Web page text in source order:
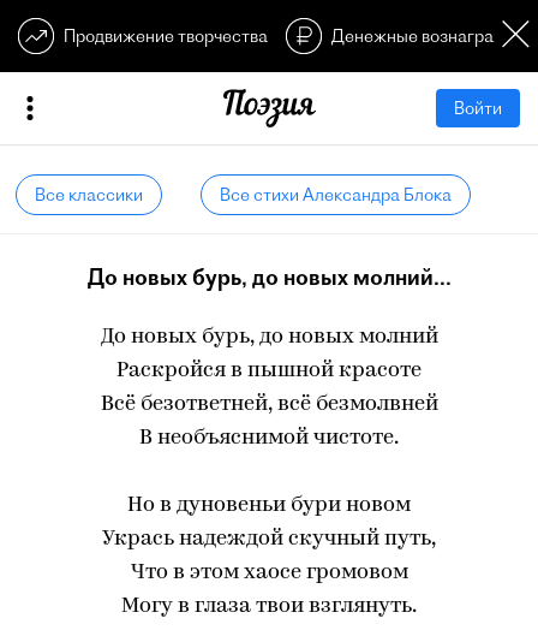
Продвижение творчества Денежные
Войти
Все классики Все стихи Александра Блока
До новых бурь, до новых молний...
До новых бурь, до новых молний
Раскройся в пышной красоте
Всё безответней, всё безмолвней
В необъяснимой чистоте.
Но в дуновеньи бури новом
Укрась надеждой скучный путь,
Что в этом хаосе громовом
Могу в глаза твои взглянуть.